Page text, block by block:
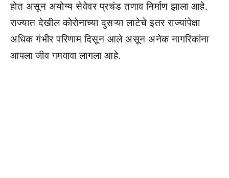
होत असून अयोग्य सेवेवर प्रचंड तणाव निर्माण झाला आहे.
राज्यात देखील कोरोनाच्या दुसऱ्या लाटेचे इतर राज्यांपेक्षा
अधिक गंभीर परिणाम दिसून आले असून अनेक नागरिकांना
आपला जीव गमवावा लागला आहे.